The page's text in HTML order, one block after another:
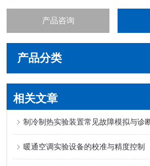
产品咨询
产品分类
相关文章
制冷制热实验装置常见故障模拟与诊
暖通空调实验设备的校准与精度控制